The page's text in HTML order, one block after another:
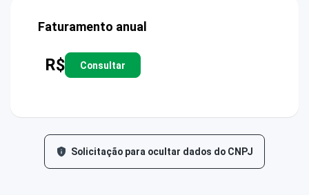
Faturamento anual
R$ Consultar
Solicitação para ocultar dados do CNPJ